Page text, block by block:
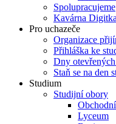
Spolupracujeme
Kavárna
Pro uchazeče
Organizace
Přihláška ke
Dny
Staň se na den
Studium
Studijní obory
Lyceum